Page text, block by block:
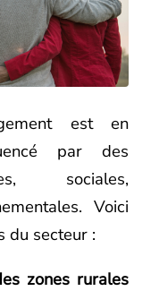
est en
par des
sociales,
Voici
du secteur :
zones rurales